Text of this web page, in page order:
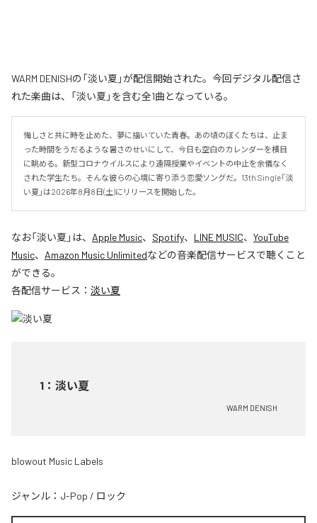
WARM DENISHの「淡い夏」が配信開始された。今回デジタル配信さ
れた楽曲は、「淡い夏」を含む全1曲となっている。
悔しさと共に時を止めた、夢に描いていた青春。あの頃のぼくたちは、止ま
った時間をうだるような暑さのせいにして、今日も空白のカレンダーを横目
に眺める。新型コロナウイルスにより遠隔授業やイベントの中止を余儀なく
された学生たち。そんな彼らの心境に寄り添う恋愛ソングだ。13th Single「淡
い夏」は2026年8月8日(土)にリリースを開始した。
なお「淡い夏 」は、 Apple Music、 Spotify、 LINE MUSIC、 YouTube
Music、 Amazon Music Unlimitedなどの音楽配信サービスで聴くこと
ができる。
各配信サービス： 淡い夏
1 ： 淡い夏
WARM DENISH
blowout Music Labels
ジャンル： J-Pop / ロック